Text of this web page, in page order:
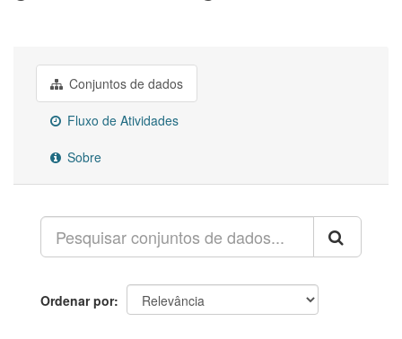
Conjuntos de dados
Fluxo de Atividades
Sobre
Ordenar por